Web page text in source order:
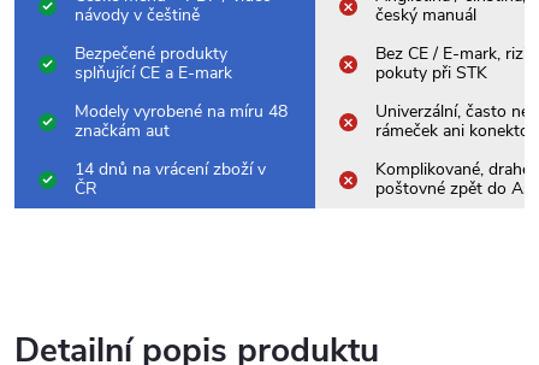
návody v češtině
český manuál
Bezpečené produkty
splňující CE a E-mark
Bez CE / E-mark,
pokuty při STK
Modely vyrobené na míru 48
značkám aut
Univerzální, často
rámeček ani konektor
14 dnů na vrácení zboží v
ČR
Komplikované, drahé
poštovné zpět do
Detailní popis produktu